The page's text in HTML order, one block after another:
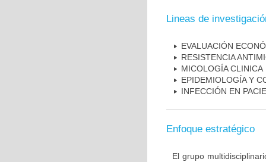
Lineas de
EVALUACIÓN
RESISTENCIA
MICOLOGÍA CLINICA
EPIDEMIOLOGÍA Y
INFECCIÓN EN
Enfoque estratégico
El grupo